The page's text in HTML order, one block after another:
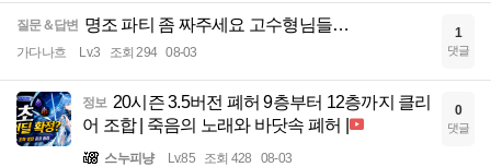
질문＆답변 명조 파티 좀 짜주세요 고수형님들…
가다나흐 Lv.3 조회 294 08-03
1
댓글
정보 20시즌 3.5버전 폐허 9층부터 12층까지 클리
어 조합 | 죽음의 노래와 바닷속 폐허 |
스누피냥 Lv.85 조회 428 08-03
0
댓글